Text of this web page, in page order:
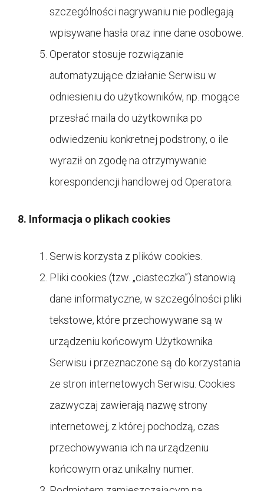
szczególności nagrywaniu nie podlegają
wpisywane hasła oraz inne dane osobowe.
Operator stosuje rozwiązanie
automatyzujące działanie Serwisu w
odniesieniu do użytkowników, np. mogące
przesłać maila do użytkownika po
odwiedzeniu konkretnej podstrony, o ile
wyraził on zgodę na otrzymywanie
korespondencji handlowej od Operatora.
8. Informacja o plikach cookies
Serwis korzysta z plików cookies.
Pliki cookies (tzw. „ciasteczka”) stanowią
dane informatyczne, w szczególności pliki
tekstowe, które przechowywane są w
urządzeniu końcowym Użytkownika
Serwisu i przeznaczone są do korzystania
ze stron internetowych Serwisu. Cookies
zazwyczaj zawierają nazwę strony
internetowej, z której pochodzą, czas
przechowywania ich na urządzeniu
końcowym oraz unikalny numer.